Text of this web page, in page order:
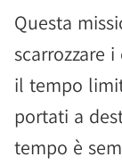
Questa
scarrozzare
il tempo
portati a
tempo è